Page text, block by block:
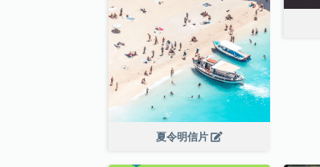
夏令明信片